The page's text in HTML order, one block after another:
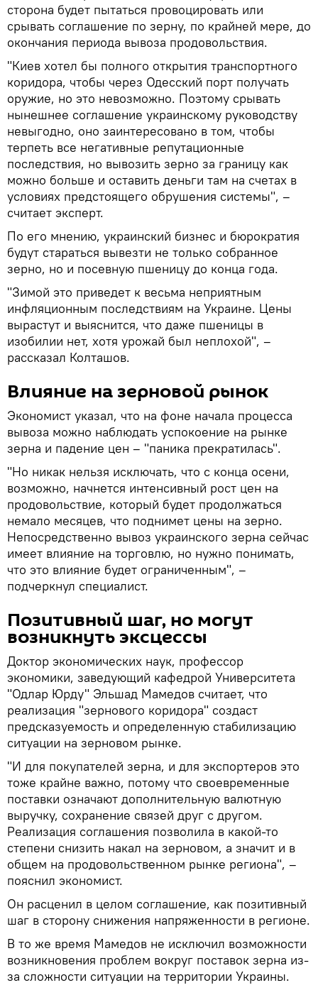
сторона будет пытаться провоцировать или
срывать соглашение по зерну, по крайней мере, до
окончания периода вывоза продовольствия.
"Киев хотел бы полного открытия транспортного
коридора, чтобы через Одесский порт получать
оружие, но это невозможно. Поэтому срывать
нынешнее соглашение украинскому руководству
невыгодно, оно заинтересовано в том, чтобы
терпеть все негативные репутационные
последствия, но вывозить зерно за границу как
можно больше и оставить деньги там на счетах в
условиях предстоящего обрушения системы", –
считает эксперт.
По его мнению, украинский бизнес и бюрократия
будут стараться вывезти не только собранное
зерно, но и посевную пшеницу до конца года.
"Зимой это приведет к весьма неприятным
инфляционным последствиям на Украине. Цены
вырастут и выяснится, что даже пшеницы в
изобилии нет, хотя урожай был неплохой", –
рассказал Колташов.
Влияние на зерновой рынок
Экономист указал, что на фоне начала процесса
вывоза можно наблюдать успокоение на рынке
зерна и падение цен – "паника прекратилась".
"Но никак нельзя исключать, что с конца осени,
возможно, начнется интенсивный рост цен на
продовольствие, который будет продолжаться
немало месяцев, что поднимет цены на зерно.
Непосредственно вывоз украинского зерна сейчас
имеет влияние на торговлю, но нужно понимать,
что это влияние будет ограниченным", –
подчеркнул специалист.
Позитивный шаг, но могут
возникнуть эксцессы
Доктор экономических наук, профессор
экономики, заведующий кафедрой Университета
"Одлар Юрду" Эльшад Мамедов считает, что
реализация "зернового коридора" создаст
предсказуемость и определенную стабилизацию
ситуации на зерновом рынке.
"И для покупателей зерна, и для экспортеров это
тоже крайне важно, потому что своевременные
поставки означают дополнительную валютную
выручку, сохранение связей друг с другом.
Реализация соглашения позволила в какой-то
степени снизить накал на зерновом, а значит и в
общем на продовольственном рынке региона", –
пояснил экономист.
Он расценил в целом соглашение, как позитивный
шаг в сторону снижения напряженности в регионе.
В то же время Мамедов не исключил возможности
возникновения проблем вокруг поставок зерна из-
за сложности ситуации на территории Украины.